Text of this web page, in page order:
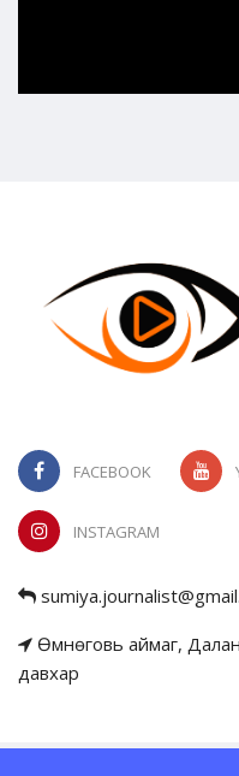
FACEBOOK
INSTAGRAM
Өмнөговь аймаг,
давхар